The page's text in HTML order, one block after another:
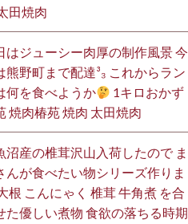
田焼肉
はジューシー肉厚の制作風景 今
熊野町まで配達³₃ これからラン
何を食べようか
1キロおかず
焼肉椿苑 焼肉 太田焼肉
沼産の椎茸沢山入荷したので ま
んが食べたい物シリーズ作りま
根 こんにゃく 椎茸 牛角煮 を合
た優しい煮物 食欲の落ちる時期